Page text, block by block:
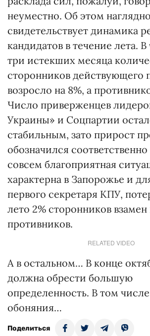
неуместно. Об этом наглядно
свидетельствует динамика
кандидатов в течение лета. В
три истекших месяца
сторонников действующего
возросло на 8%, а
Число приверженцев
Украины» и Соцпартии
стабильным, зато прирост
обозначился соответственно
совсем благоприятная
характерна в Запорожье и
первого секретаря КПУ,
лето 2% сторонников взамен
противников.
RELATED VIDEO
А в остальном… В конце
должна обрести большую
определенность. В том
обоняния…
Поделиться